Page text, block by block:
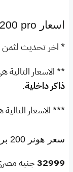
اسعار honor 200 pro
* اخر تحديث لثمن
** الاسعار التالية
ذاكر داخلية.
*** الاسعار
سعر هونر 200 برو في مصر
32999جنيه مصري